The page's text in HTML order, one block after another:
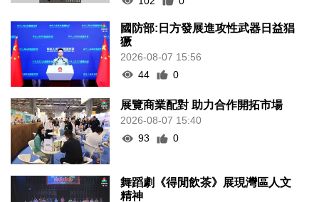
國防部:日方發展進攻性武器日益猖
獗
2026-08-07 15:56
44
0
展覽商業配對 助力合作開拓市場
2026-08-07 15:40
93
0
舞蹈劇《得閒飲茶》展現灣區人文
精神